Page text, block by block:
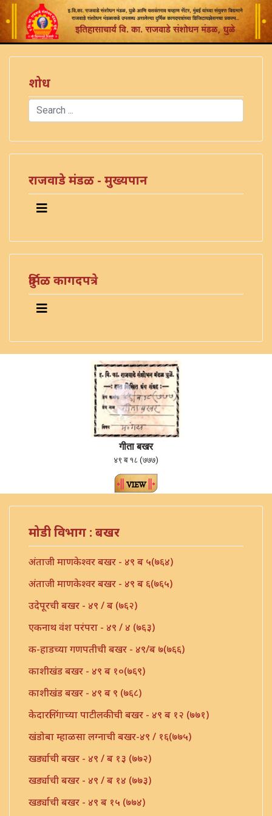
शोध
Search
राजवाडे मंडळ - मुख्यपान
दुर्मिळ कागदपत्रे
गीता बखर
४९ ब १८ (७७७)
मोडी विभाग : बखर
अंताजी माणकेश्वर बखर - ४९ ब ५(७६४)
अंताजी माणकेश्वर बखर - ४९ ब ६(७६५)
उदेपूरची बखर - ४९ / ब (७६२)
एकनाथ वंश परंपरा - ४९ / ४ (७६३)
क-हाडच्या गणपतीची बखर - ४९/ब ७(७६६)
काशीखंड बखर - ४९ ब १०(७६९)
काशीखंड बखर - ४९ ब ९ (७६८)
केदारलिंगाच्या पाटीलकीची बखर - ४९ ब १२ (७७१)
खंडोबा म्हाळसा लग्नाची बखर-४९ / १६(७७५)
खर्ड्याची बखर - ४९ / ब १३ (७७२)
खर्ड्याची बखर - ४९ / ब १४ (७७३)
खर्ड्याची बखर - ४९ ब १५ (७७४)